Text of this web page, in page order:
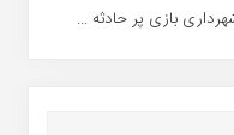
بازی پر حادثه ...